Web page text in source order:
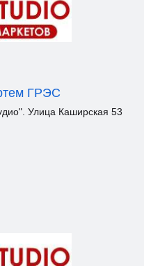
ГРЭС
Улица Каширская 53